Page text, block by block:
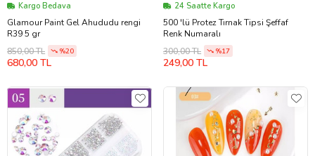
Kargo Bedava
Glamour Paint Gel Ahududu rengi
R39 5 gr
850,00 TL
%20
680,00 TL
24 Saatte Kargo
500 'lü Protez Tırnak Tipsi Şeffaf
Renk Numaralı
300,00 TL
%17
249,00 TL